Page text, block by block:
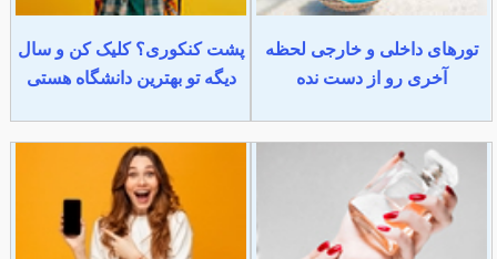
تورهای داخلی و خارجی لحظه
آخری رو از دست نده
پشت کنکوری؟ کلیک کن و سال
دیگه تو بهترین دانشگاه هستی